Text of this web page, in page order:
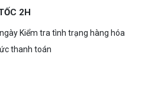
Hoãn Ra Mắt Dòng RTX 50
Vì Giá RAM GDDR7 3GB
ngột tạm hoãn ra mắt dòng card đồ
máy của các đối tác. Nguyên nhân chính
3GB, khi chi phí cao gấp 3 lần so với
gaming 30 triệu: Cấu hình
2H
Kiểm tra tình trạng hàng hóa
thanh toán